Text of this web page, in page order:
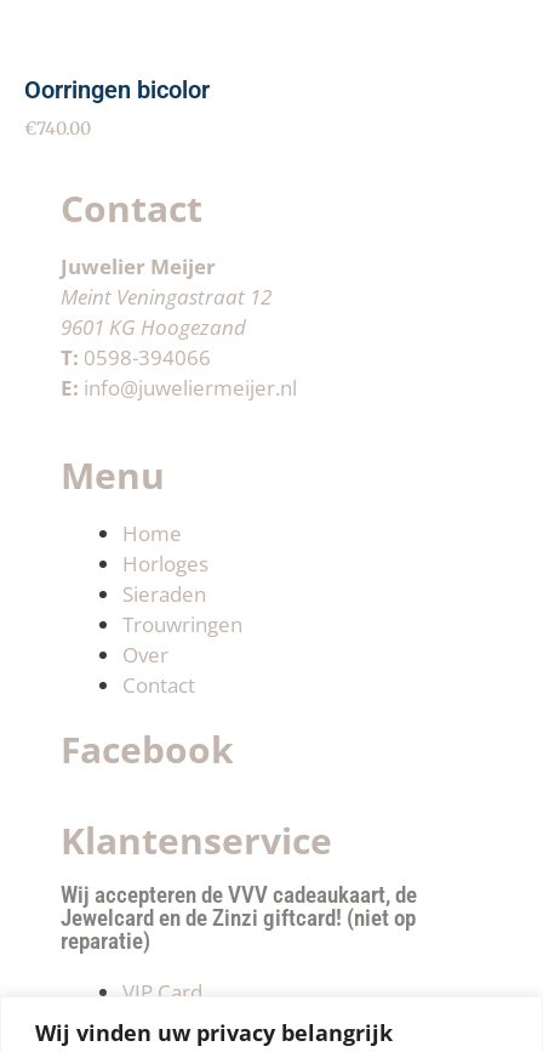
Wij vinden uw privacy belangrijk
Oorringen bicolor
€740.00
Contact
Juwelier Meijer
Meint Veningastraat 12
9601 KG Hoogezand
T: 0598-394066
E: info@juweliermeijer.nl
Menu
Home
Horloges
Sieraden
Trouwringen
Over
Contact
Facebook
Klantenservice
Wij accepteren de VVV cadeaukaart, de
Jewelcard en de Zinzi giftcard! (niet op
reparatie)
VIP Card
Retourneren